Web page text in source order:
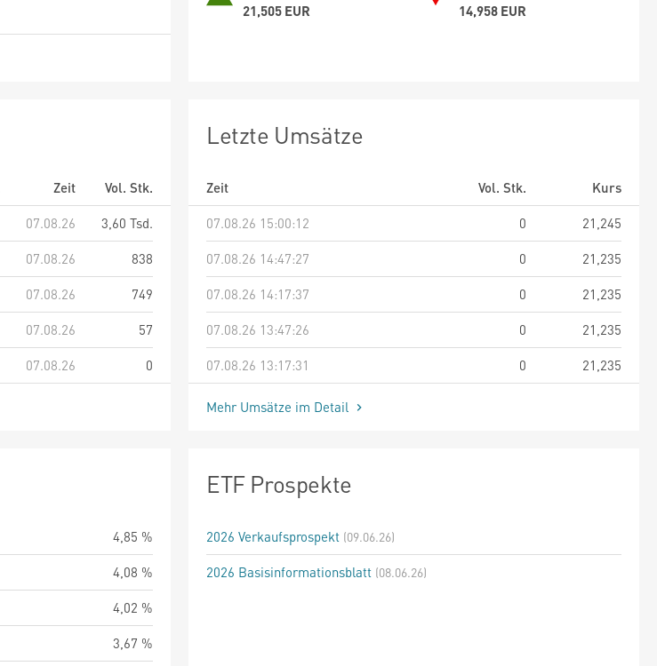
21,505 EUR
14,958 EUR
Zeit
Vol. Stk.
07.08.26
3,60 Tsd.
07.08.26
838
07.08.26
749
07.08.26
57
07.08.26 0
Letzte Umsätze
Zeit Vol. Stk.
Kurs
07.08.26 15:00:12
0
21,245
07.08.26 14:47:27
0
21,235
07.08.26 14:17:37
0
21,235
07.08.26 13:47:26
0
21,235
07.08.26 13:17:31
0 21,235
Mehr Umsätze im Detail
4,85 %
4,08 %
4,02 %
3,67 %
ETF Prospekte
2026 Verkaufsprospekt (09.06.26)
2026 Basisinformationsblatt (08.06.26)